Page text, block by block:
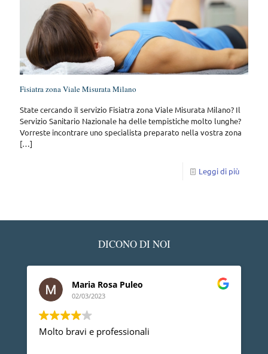
Fisiatra zona Viale Misurata Milano
State cercando il servizio Fisiatra zona Viale Misurata Milano? Il
Servizio Sanitario Nazionale ha delle tempistiche molto lunghe?
Vorreste incontrare uno specialista preparato nella vostra zona
[…]
Leggi di più
DICONO DI NOI
Maria Rosa Puleo
02/03/2023
Molto bravi e professionali